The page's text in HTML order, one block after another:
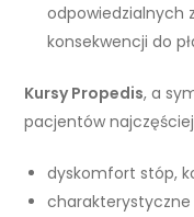
odpowiedzialnych
konsekwencji do
Kursy Propedis, a
pacjentów
dyskomfort stóp,